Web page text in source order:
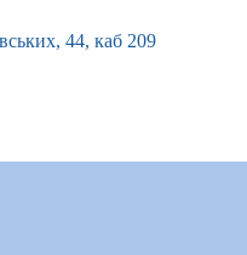
44, каб 209